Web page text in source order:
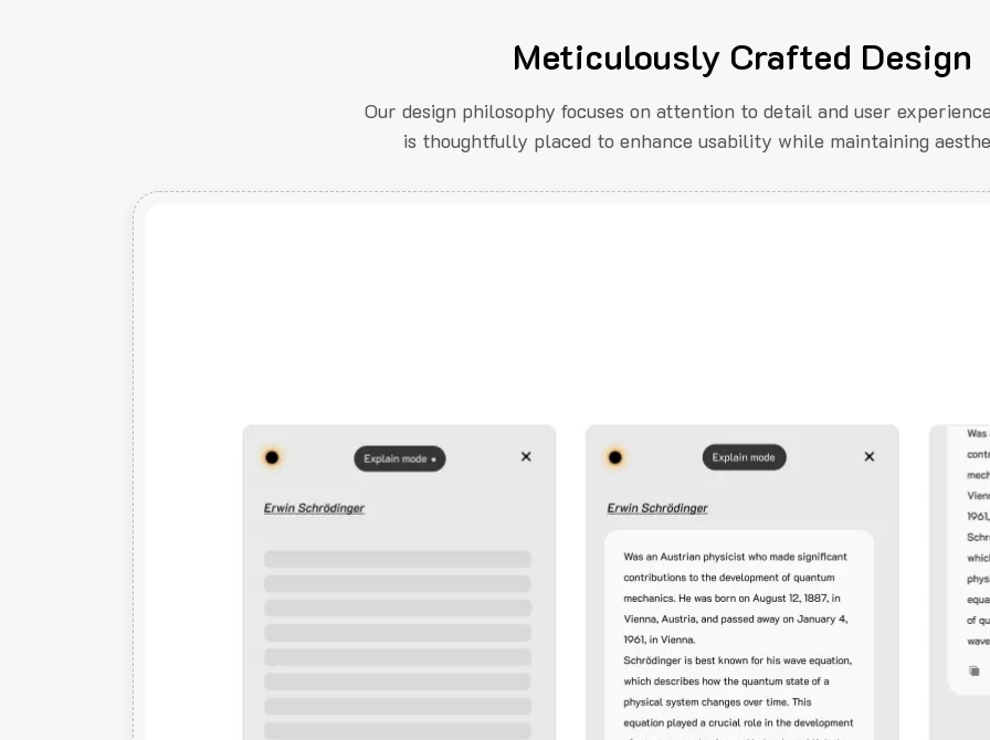
Meticulously Crafted Design
Our design philosophy focuses on attention to detail and user
is thoughtfully placed to enhance usability while maintaining